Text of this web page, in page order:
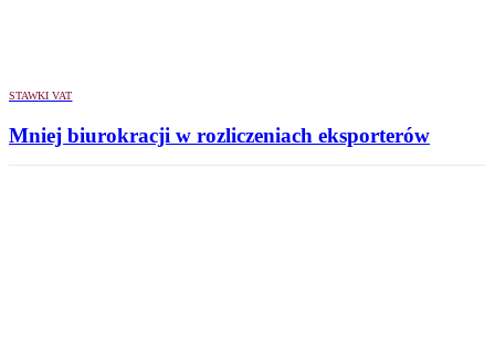
STAWKI VAT
Mniej biurokracji w rozliczeniach eksporterów